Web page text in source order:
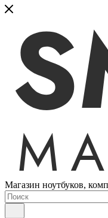
Магазин ноутбуков,